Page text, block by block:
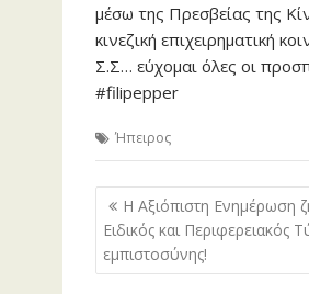
μέσω της Πρεσβείας της
κινεζική επιχειρηματική
Σ.Σ… εύχομαι όλες οι
#filipepper
Ήπειρος
Πλοήγηση
άρθρων
Η Αξιόπιστη Ενημέρωση
Ειδικός και Περιφερειακός
εμπιστοσύνης!